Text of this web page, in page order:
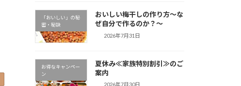
「おいしい」の秘
密・秘訣
おいしい梅干しの作り方～な
ぜ自分で作るのか？～
2026年7月31日
お得なキャンペー
ン
夏休み≪家族特別割引≫のご
案内
2026年7月30日